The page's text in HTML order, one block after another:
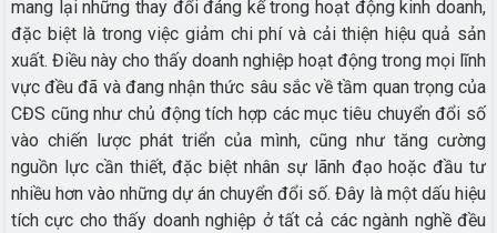
mang lại những thay đổi đáng kể trong hoạt động kinh doanh,
đặc biệt là trong việc giảm chi phí và cải thiện hiệu quả sản
xuất. Điều này cho thấy doanh nghiệp hoạt động trong mọi lĩnh
vực đều đã và đang nhận thức sâu sắc về tầm quan trọng của
CĐS cũng như chủ động tích hợp các mục tiêu chuyển đổi số
vào chiến lược phát triển của mình, cũng như tăng cường
nguồn lực cần thiết, đặc biệt nhân sự lãnh đạo hoặc đầu tư
nhiều hơn vào những dự án chuyển đổi số. Đây là một dấu hiệu
tích cực cho thấy doanh nghiệp ở tất cả các ngành nghề đều